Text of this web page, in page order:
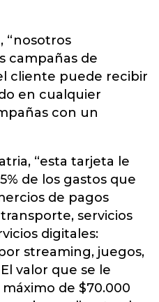
“nosotros
campañas de
cliente puede recibir
en cualquier
con un
“esta tarjeta le
de los gastos que
de pagos
servicios
digitales:
streaming, juegos,
valor que se le
de $70.000